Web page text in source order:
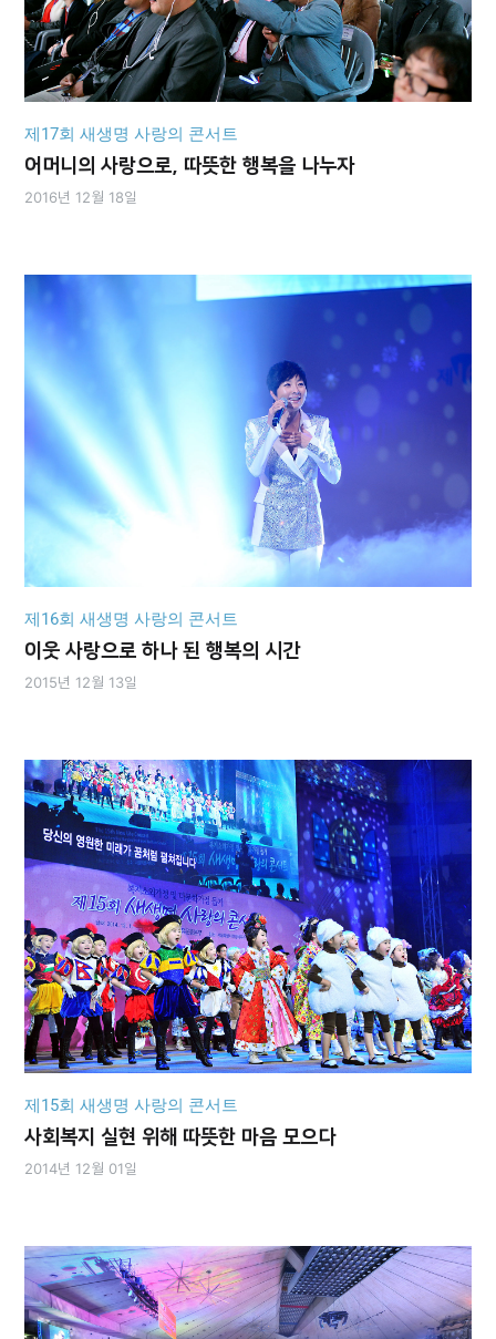
제17회 새생명 사랑의 콘서트
어머니의 사랑으로, 따뜻한 행복을 나누자
2016년 12월 18일
제16회 새생명 사랑의 콘서트
이웃 사랑으로 하나 된 행복의 시간
2015년 12월 13일
제15회 새생명 사랑의 콘서트
사회복지 실현 위해 따뜻한 마음 모으다
2014년 12월 01일